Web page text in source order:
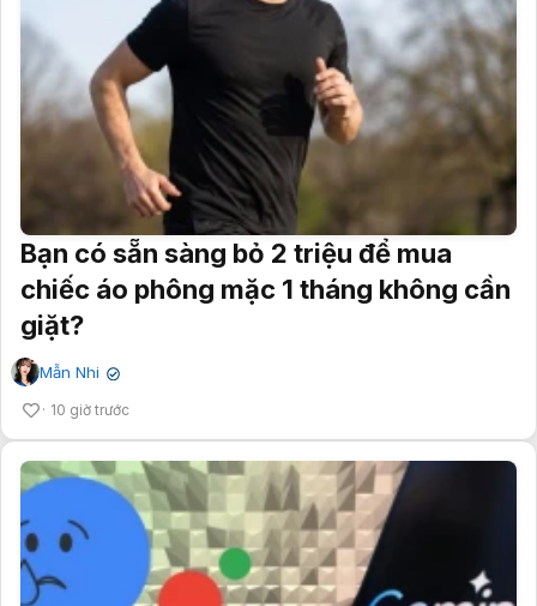
Bạn có sẵn sàng bỏ 2 triệu để mua
chiếc áo phông mặc 1 tháng không cần
giặt?
Mẫn Nhi ✔
10 giờ trước